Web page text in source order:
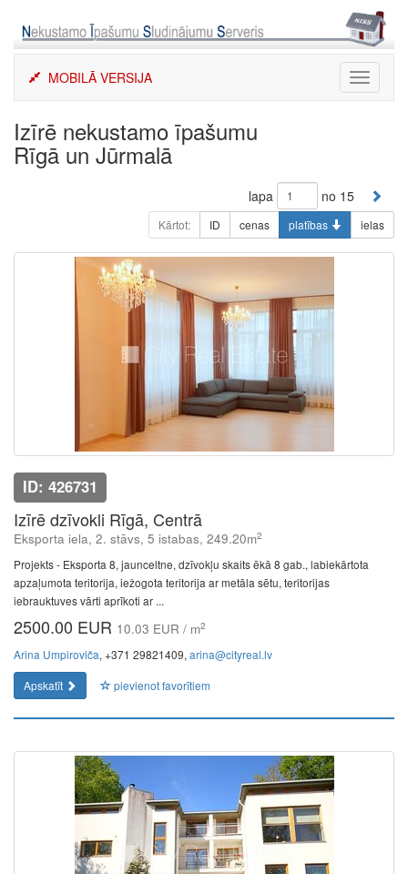
content
Toggle
MOBILĀ VERSIJA
Izīrē nekustamo īpašumu
Rīgā un Jūrmalā
lapa no 15
Kārtot: ID cenas platības ielas
ID: 426731
Izīrē dzīvokli Rīgā, Centrā
Eksporta iela, 2. stāvs, 5 istabas, 249.20m2
Projekts - Eksporta 8, jaunceltne, dzīvokļu skaits ēkā 8 gab., labiekārtota
apzaļumota teritorija, iežogota teritorija ar metāla sētu, teritorijas
iebrauktuves vārti aprīkoti ar ...
2500.00 EUR 10.03 EUR / m2
Arina Umpiroviča, +371 29821409, arina@cityreal.lv
Apskatīt
pievienot favorītiem